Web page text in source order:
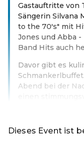
Gastauftritte von
Sängerin Silvana
to the 70's" mit
Jones und Abba
Band Hits auch
Davor gibt es
Abend bei der
Dieses Event ist